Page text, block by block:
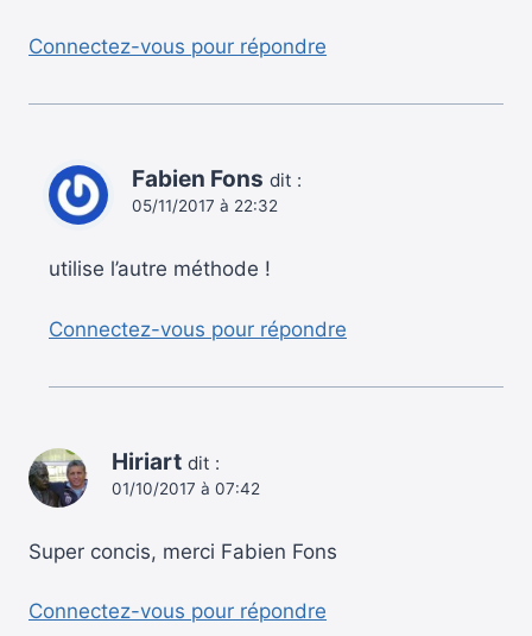
Connectez-vous pour répondre
Fabien Fons dit :
05/11/2017 à 22:32
utilise l’autre méthode !
Connectez-vous pour répondre
Hiriart dit :
01/10/2017 à 07:42
Super concis, merci Fabien Fons
Connectez-vous pour répondre